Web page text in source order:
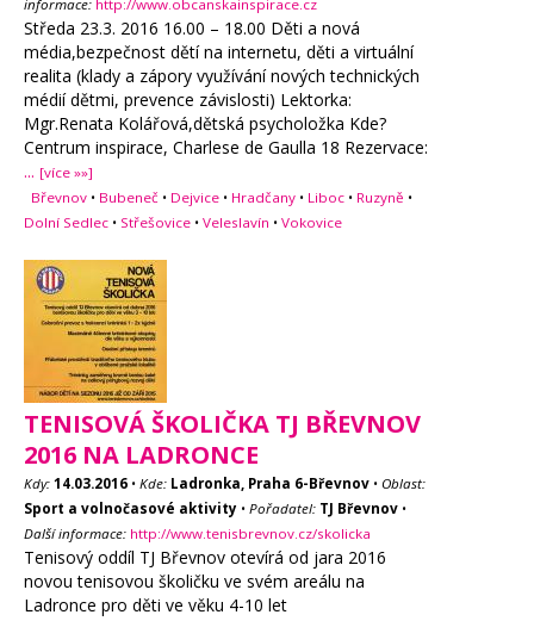
informace: http://www.obcanskainspirace.cz
Středa 23.3. 2016 16.00 – 18.00 Děti a nová
média,bezpečnost dětí na internetu, děti a virtuální
realita (klady a zápory využívání nových technických
médií dětmi, prevence závislosti) Lektorka:
Mgr.Renata Kolářová,dětská psycholožka Kde?
Centrum inspirace, Charlese de Gaulla 18 Rezervace:
... [více »»]
Břevnov • Bubeneč • Dejvice • Hradčany • Liboc • Ruzyně •
Dolní Sedlec • Střešovice • Veleslavín • Vokovice
TENISOVÁ ŠKOLIČKA TJ BŘEVNOV
2016 NA LADRONCE
Kdy: 14.03.2016 • Kde: Ladronka, Praha 6-Břevnov • Oblast:
Sport a volnočasové aktivity • Pořadatel: TJ Břevnov •
Další informace: http://www.tenisbrevnov.cz/skolicka
Tenisový oddíl TJ Břevnov otevírá od jara 2016
novou tenisovou školičku ve svém areálu na
Ladronce pro děti ve věku 4-10 let